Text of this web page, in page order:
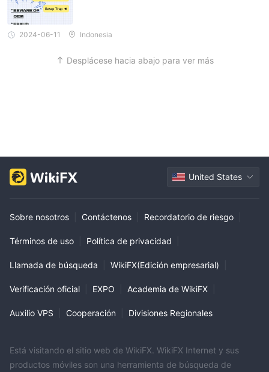
2024-06-11 Indonesia
Desplácese hacia abajo para ver más
United States
Sobre nosotros Contáctenos Recordatorio de riesgo
Términos de uso Política de privacidad
Llamada de búsqueda WikiFX(Edición empresarial)
Verificación oficial EXPO Academia de WikiFX
Auxilio VPS Cooperación Divisiones Regionales
Está visitando el sitio web de WikiFX. WikiFX Internet y sus
productos móviles son una herramienta de búsqueda de